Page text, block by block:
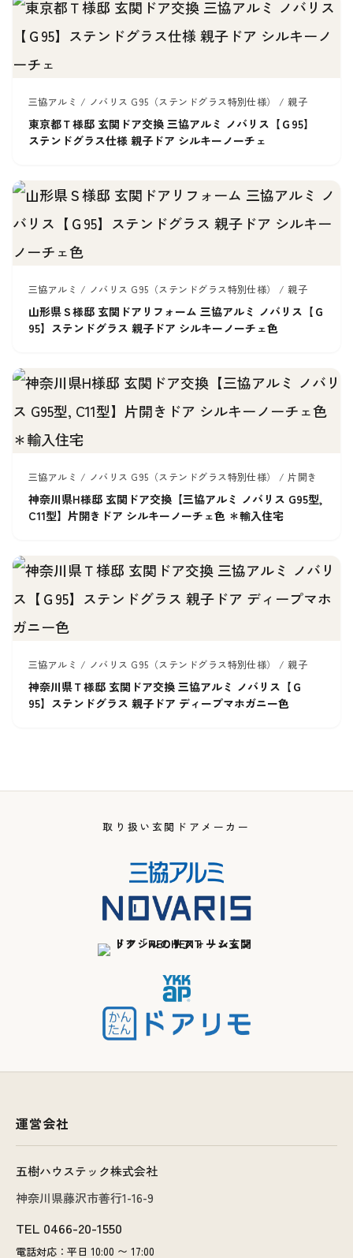
三協アルミ / ノバリス G95（ステンドグラス特別仕様） / 親子
東京都Ｔ様邸 玄関ドア交換 三協アルミ ノバリス【Ｇ95】
ステンドグラス仕様 親子ドア シルキーノーチェ
三協アルミ / ノバリス G95（ステンドグラス特別仕様） / 親子
山形県Ｓ様邸 玄関ドアリフォーム 三協アルミ ノバリス【Ｇ
95】ステンドグラス 親子ドア シルキーノーチェ色
三協アルミ / ノバリス G95（ステンドグラス特別仕様） / 片開き
神奈川県H様邸 玄関ドア交換【三協アルミ ノバリス G95型,
C11型】片開きドア シルキーノーチェ色 ＊輸入住宅
三協アルミ / ノバリス G95（ステンドグラス特別仕様） / 親子
神奈川県Ｔ様邸 玄関ドア交換 三協アルミ ノバリス【Ｇ
95】ステンドグラス 親子ドア ディープマホガニー色
取り扱い玄関ドアメーカー
運営会社
五樹ハウステック株式会社
神奈川県藤沢市善行1-16-9
TEL 0466-20-1550
電話対応：平日 10:00 〜 17:00